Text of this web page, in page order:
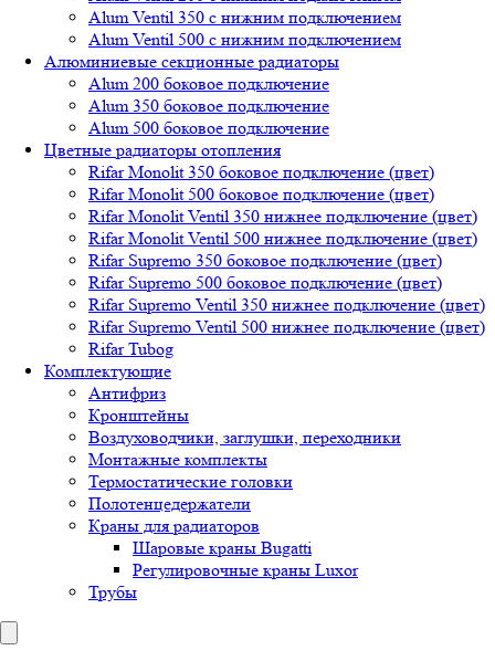
Alum Ventil 350 с нижним подключением
Alum Ventil 500 с нижним подключением
Алюминиевые секционные радиаторы
Alum 200 боковое подключение
Alum 350 боковое подключение
Alum 500 боковое подключение
Цветные радиаторы отопления
Rifar Monolit 350 боковое подключение (цвет)
Rifar Monolit 500 боковое подключение (цвет)
Rifar Monolit Ventil 350 нижнее подключение (цвет)
Rifar Monolit Ventil 500 нижнее подключение (цвет)
Rifar Supremo 350 боковое подключение (цвет)
Rifar Supremo 500 боковое подключение (цвет)
Rifar Supremo Ventil 350 нижнее подключение (цвет)
Rifar Supremo Ventil 500 нижнее подключение (цвет)
Rifar Tubog
Комплектующие
Антифриз
Кронштейны
Воздуховодчики, заглушки, переходники
Монтажные комплекты
Термостатические головки
Полотенцедержатели
Краны для радиаторов
Шаровые краны Bugatti
Регулировочные краны Luxor
Трубы